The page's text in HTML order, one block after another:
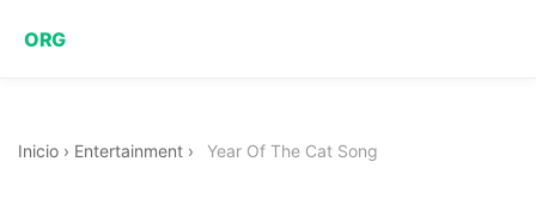
ORG
Inicio › Entertainment › Year Of The Cat Song